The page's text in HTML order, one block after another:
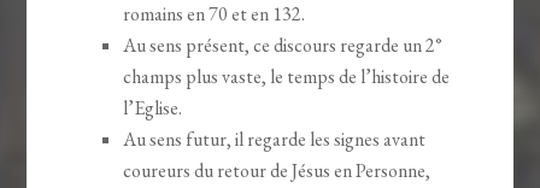
romains en 70 et en 132.
Au sens présent, ce discours regarde un 2°
champs plus vaste, le temps de l’histoire de
l’Eglise.
Au sens futur, il regarde les signes avant
coureurs du retour de Jésus en Personne,